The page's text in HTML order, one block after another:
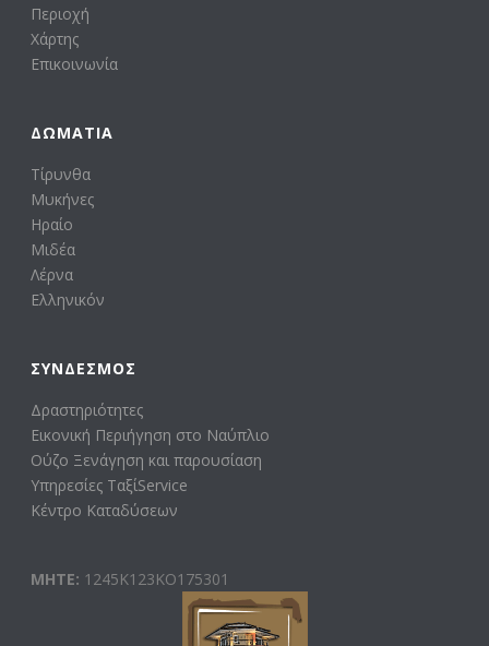
Περιοχή
Χάρτης
Επικοινωνία
ΔΩΜΆΤΙΑ
Τίρυνθα
Μυκήνες
Ηραίο
Μιδέα
Λέρνα
Ελληνικόν
ΣΎΝΔΕΣΜΟΣ
Δραστηριότητες
Εικονική Περιήγηση στο Ναύπλιο
Ούζο Ξενάγηση και παρουσίαση
Υπηρεσίες ΤαξίService
Κέντρο Καταδύσεων
ΜΗΤΕ: 1245Κ123ΚΟ175301